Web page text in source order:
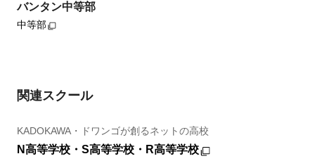
バンタン中等部
中等部
関連スクール
KADOKAWA・ドワンゴが創るネットの高校
N高等学校・S高等学校・R高等学校